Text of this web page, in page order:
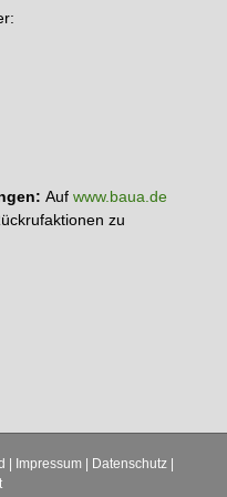
Auf www.baua.de
zu
| Impressum Datenschutz